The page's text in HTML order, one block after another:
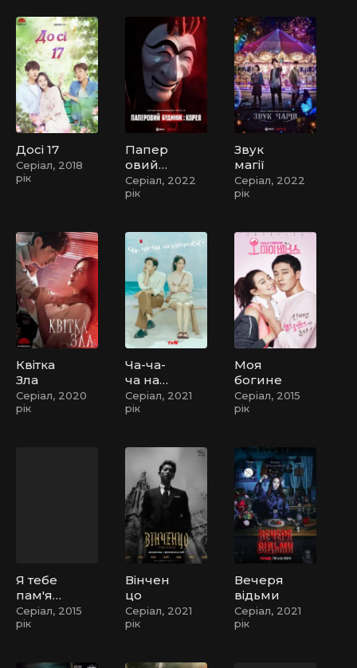
Досі 17
Серіал, 2018
рік
Папер
овий
будино
к:
Серіал, 2022
рік
Звук
магії
Серіал, 2022
рік
Квітка
Зла
Серіал, 2020
рік
Ча-ча-
ча на
узбере
жжі
Серіал, 2021
рік
Моя
богине
Серіал, 2015
рік
Я тебе
пам'ята
ю /
Привіт,
Серіал, 2015
рік
Вінчен
цо
Серіал, 2021
рік
Вечеря
відьми
Серіал, 2021
рік